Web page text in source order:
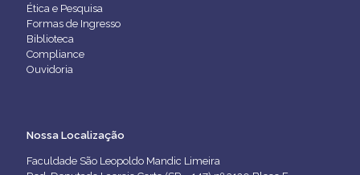
Ética e Pesquisa
Formas de Ingresso
Biblioteca
Compliance
Ouvidoria
Nossa Localização
Faculdade São Leopoldo Mandic Limeira